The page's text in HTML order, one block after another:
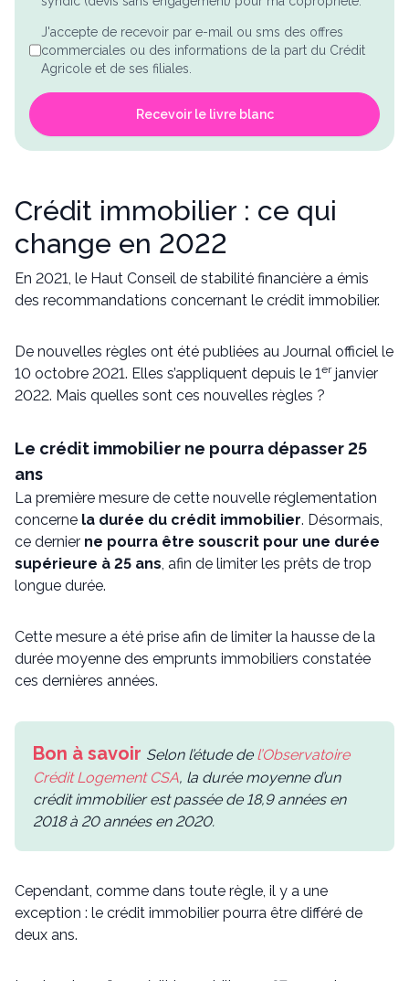
J'accepte de recevoir par e-mail ou sms des offres
commerciales ou des informations de la part du Crédit
Agricole et de ses filiales.
Recevoir le livre blanc
Crédit immobilier : ce qui
change en 2022
En 2021, le Haut Conseil de stabilité financière a émis
des recommandations concernant le crédit immobilier.
De nouvelles règles ont été publiées au Journal officiel le
10 octobre 2021. Elles s’appliquent depuis le 1erjanvier
2022. Mais quelles sont ces nouvelles règles ?
Le crédit immobilier ne pourra dépasser 25
ans
La première mesure de cette nouvelle réglementation
concerne la durée du crédit immobilier. Désormais,
ce dernier ne pourra être souscrit pour une durée
supérieure à 25 ans, afin de limiter les prêts de trop
longue durée.
Cette mesure a été prise afin de limiter la hausse de la
durée moyenne des emprunts immobiliers constatée
ces dernières années.
Selon l’étude de l’Observatoire
Crédit Logement CSA, la durée moyenne d’un
crédit immobilier est passée de 18,9 années en
2018 à 20 années en 2020.
Cependant, comme dans toute règle, il y a une
exception : le crédit immobilier pourra être différé de
deux ans.